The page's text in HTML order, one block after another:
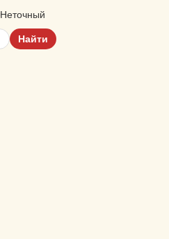
Неточный